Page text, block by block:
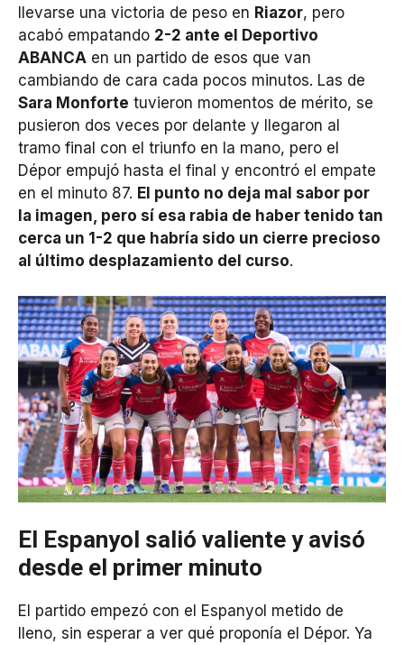
llevarse una victoria de peso en Riazor, pero
acabó empatando 2-2 ante el Deportivo
ABANCA en un partido de esos que van
cambiando de cara cada pocos minutos. Las de
Sara Monforte tuvieron momentos de mérito, se
pusieron dos veces por delante y llegaron al
tramo final con el triunfo en la mano, pero el
Dépor empujó hasta el final y encontró el empate
en el minuto 87. El punto no deja mal sabor por
la imagen, pero sí esa rabia de haber tenido tan
cerca un 1-2 que habría sido un cierre precioso
al último desplazamiento del curso.
El Espanyol salió valiente y avisó
desde el primer minuto
El partido empezó con el Espanyol metido de
lleno, sin esperar a ver qué proponía el Dépor. Ya